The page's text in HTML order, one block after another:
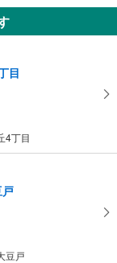
目
4丁目
豆戸